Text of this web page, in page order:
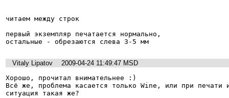
читаем между строк
первый экземпляр печатается нормально,
Vitaly Lipatov
2009-04-24 11:49:47 MSD
Хорошо, прочитал внимательнее :)
Всё же, проблема касается только Wine, или при печати
ситуация такая же?